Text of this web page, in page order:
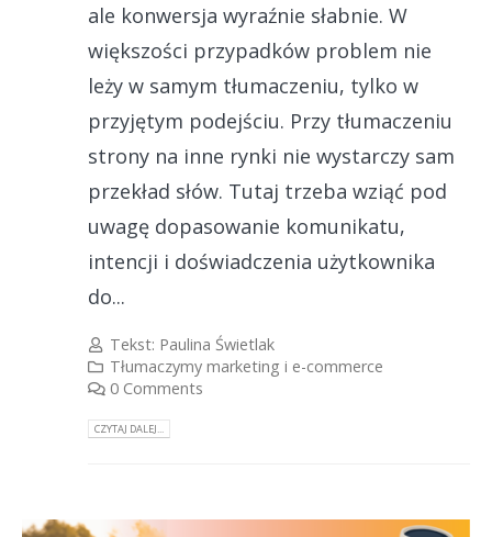
ale konwersja wyraźnie słabnie. W
większości przypadków problem nie
leży w samym tłumaczeniu, tylko w
przyjętym podejściu. Przy tłumaczeniu
strony na inne rynki nie wystarczy sam
przekład słów. Tutaj trzeba wziąć pod
uwagę dopasowanie komunikatu,
intencji i doświadczenia użytkownika
do...
Tekst: Paulina Świetlak
Tłumaczymy marketing i e-commerce
0 Comments
CZYTAJ DALEJ...